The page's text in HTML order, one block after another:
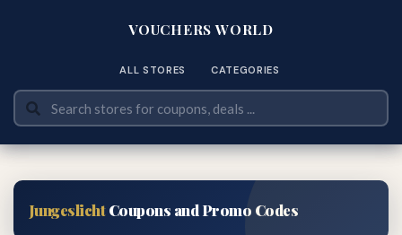
VOUCHERS WORLD
ALL STORES CATEGORIES
JungeslichtCoupons and Promo Codes